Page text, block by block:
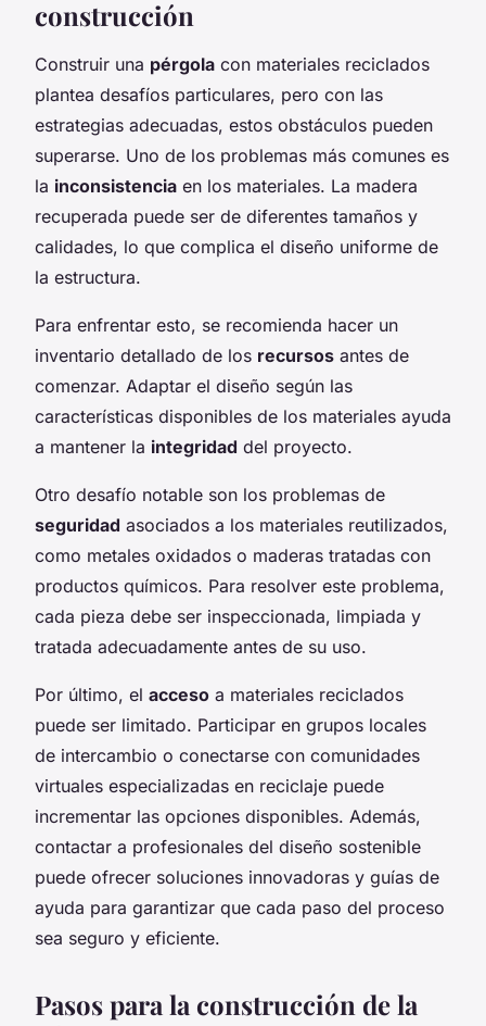
construcción
Construir una pérgola con materiales reciclados
plantea desafíos particulares, pero con las
estrategias adecuadas, estos obstáculos pueden
superarse. Uno de los problemas más comunes es
la inconsistencia en los materiales. La madera
recuperada puede ser de diferentes tamaños y
calidades, lo que complica el diseño uniforme de
la estructura.
Para enfrentar esto, se recomienda hacer un
inventario detallado de los recursos antes de
comenzar. Adaptar el diseño según las
características disponibles de los materiales ayuda
a mantener la integridad del proyecto.
Otro desafío notable son los problemas de
seguridad asociados a los materiales reutilizados,
como metales oxidados o maderas tratadas con
productos químicos. Para resolver este problema,
cada pieza debe ser inspeccionada, limpiada y
tratada adecuadamente antes de su uso.
Por último, el acceso a materiales reciclados
puede ser limitado. Participar en grupos locales
de intercambio o conectarse con comunidades
virtuales especializadas en reciclaje puede
incrementar las opciones disponibles. Además,
contactar a profesionales del diseño sostenible
puede ofrecer soluciones innovadoras y guías de
ayuda para garantizar que cada paso del proceso
sea seguro y eficiente.
Pasos para la construcción de la